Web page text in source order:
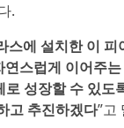
.
스에 설치한 이
스럽게 이어주
성장할 수 있
고 추진하겠다”고